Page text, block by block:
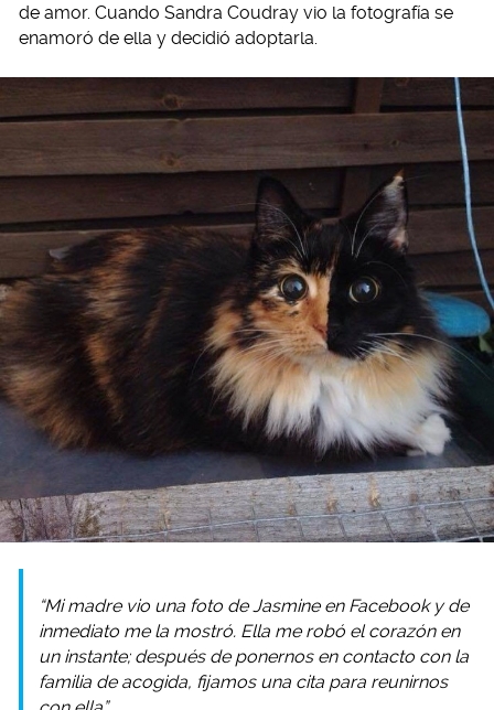
de amor. Cuando Sandra Coudray vio la fotografía se
enamoró de ella y decidió adoptarla.
“Mi madre vio una foto de Jasmine en Facebook y de
inmediato me la mostró. Ella me robó el corazón en
un instante; después de ponernos en contacto con la
familia de acogida, fijamos una cita para reunirnos